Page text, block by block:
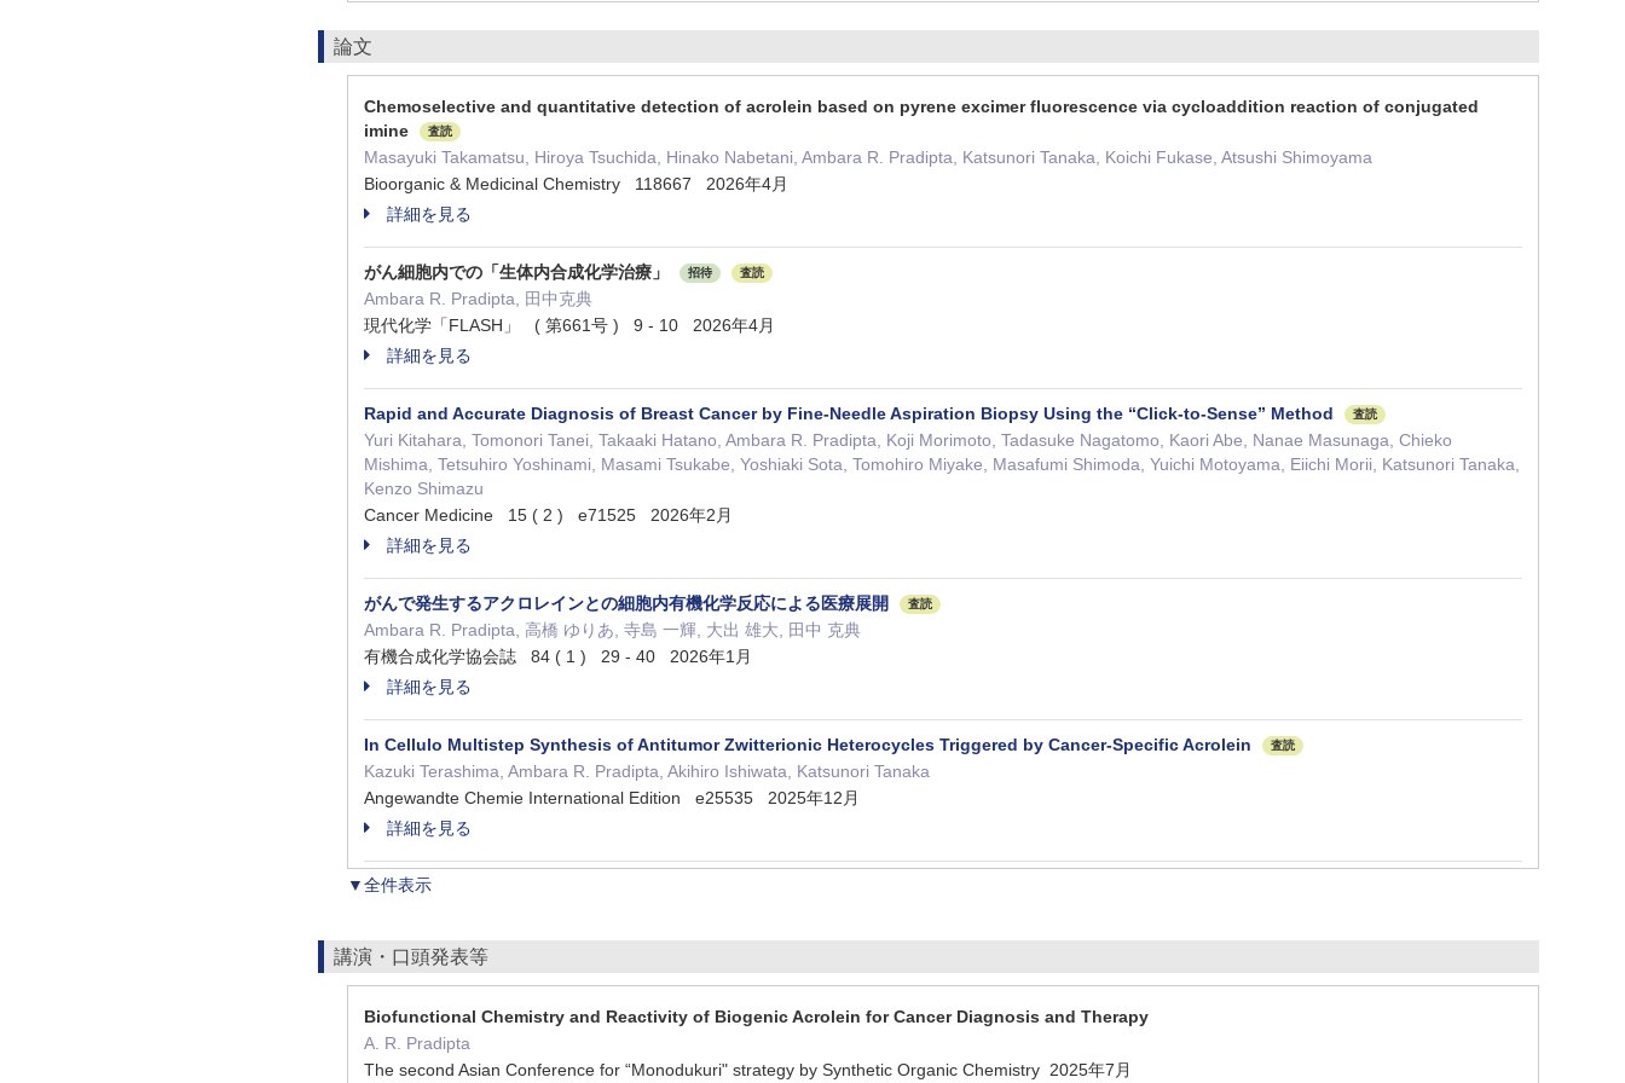
論文
Chemoselective and quantitative detection of acrolein based on pyrene excimer fluorescence via cycloaddition reaction of conjugated
imine
査読
Masayuki Takamatsu, Hiroya Tsuchida, Hinako Nabetani, Ambara R. Pradipta, Katsunori Tanaka, Koichi Fukase, Atsushi Shimoyama
Bioorganic & Medicinal Chemistry 118667 2026年4月
詳細を見る
がん細胞内での「生体内合成化学治療」 招待 査読
Ambara R. Pradipta, 田中克典
現代化学「FLASH」 ( 第661号 ) 9 - 10 2026年4月
詳細を見る
Rapid and Accurate Diagnosis of Breast Cancer by Fine‐Needle Aspiration Biopsy Using the “Click‐to‐Sense” Method 査読
Yuri Kitahara, Tomonori Tanei, Takaaki Hatano, Ambara R. Pradipta, Koji Morimoto, Tadasuke Nagatomo, Kaori Abe, Nanae Masunaga, Chieko
Mishima, Tetsuhiro Yoshinami, Masami Tsukabe, Yoshiaki Sota, Tomohiro Miyake, Masafumi Shimoda, Yuichi Motoyama, Eiichi Morii, Katsunori Tanaka,
Kenzo Shimazu
Cancer Medicine 15 ( 2 ) e71525 2026年2月
詳細を見る
がんで発生するアクロレインとの細胞内有機化学反応による医療展開 査読
Ambara R. Pradipta, 高橋 ゆりあ, 寺島 一輝, 大出 雄大, 田中 克典
有機合成化学協会誌 84 ( 1 ) 29 - 40 2026年1月
詳細を見る
In Cellulo Multistep Synthesis of Antitumor Zwitterionic Heterocycles Triggered by Cancer‐Specific Acrolein 査読
Kazuki Terashima, Ambara R. Pradipta, Akihiro Ishiwata, Katsunori Tanaka
Angewandte Chemie International Edition e25535 2025年12月
詳細を見る
▼全件表示
講演・口頭発表等
Biofunctional Chemistry and Reactivity of Biogenic Acrolein for Cancer Diagnosis and Therapy
A. R. Pradipta
The second Asian Conference for “Monodukuri" strategy by Synthetic Organic Chemistry 2025年7月